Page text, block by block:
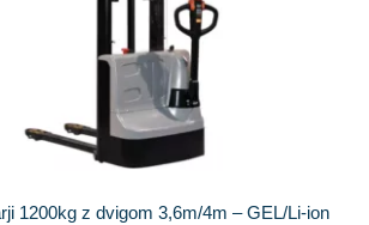
1200kg z dvigom 3,6m/4m – GEL/Li-ion